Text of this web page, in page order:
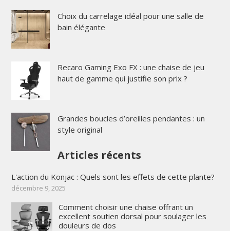
Choix du carrelage idéal pour une salle de
bain élégante
Recaro Gaming Exo FX : une chaise de jeu
haut de gamme qui justifie son prix ?
Grandes boucles d’oreilles pendantes : un
style original
Articles récents
L'action du Konjac : Quels sont les effets de cette plante?
décembre 9, 2025
Comment choisir une chaise offrant un
excellent soutien dorsal pour soulager les
douleurs de dos